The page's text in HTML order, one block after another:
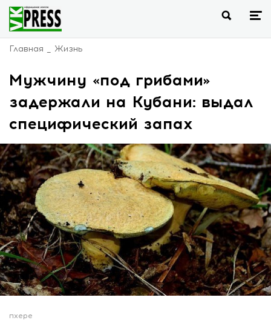
Главная Жизнь
Мужчину «под грибами»
задержали на Кубани: выдал
специфический запах
пхере